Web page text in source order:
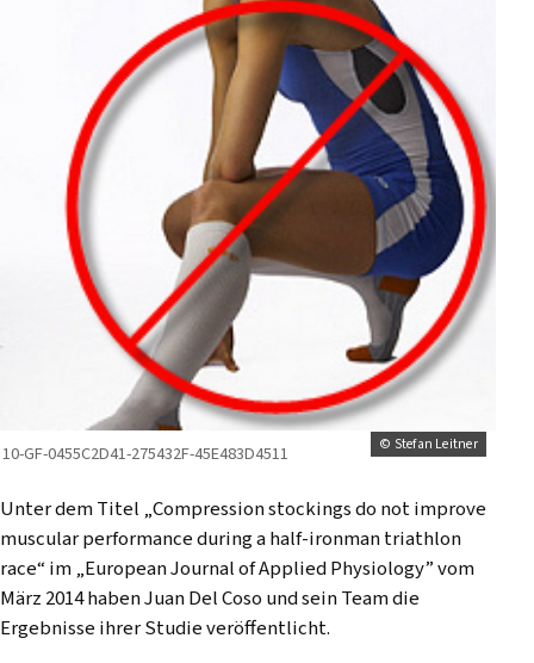
© Stefan Leitner
10-GF-0455C2D41-275432F-45E483D4511
Unter dem Titel „Compression stockings do not improve
muscular performance during a half-ironman triathlon
race“ im „European Journal of Applied Physiology” vom
März 2014 haben Juan Del Coso und sein Team die
Ergebnisse ihrer Studie veröffentlicht.